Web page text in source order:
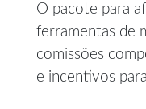
O pacote para
ferramentas de
comissões
e incentivos